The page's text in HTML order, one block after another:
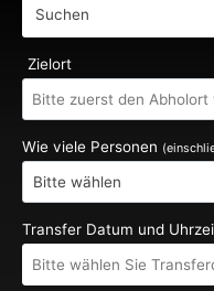
Suchen
Zielort
Wie viele Personen
Transfer Datum und